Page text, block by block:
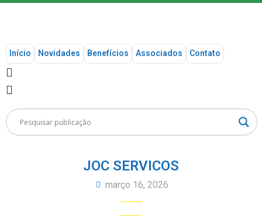
Início Novidades Benefícios Associados Contato
JOC SERVICOS
março 16, 2026